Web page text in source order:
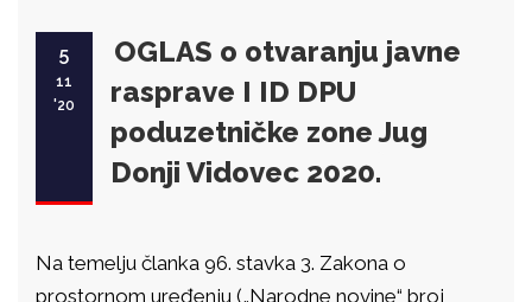
5
11
'20
OGLAS o otvaranju javne
rasprave I ID DPU
poduzetničke zone Jug
Donji Vidovec 2020.
Na temelju članka 96. stavka 3. Zakona o
prostornom uređenju („Narodne novine“ broj